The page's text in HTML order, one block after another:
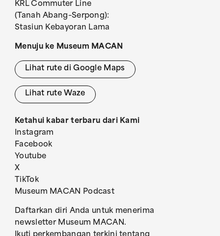
KRL Commuter Line
(Tanah Abang–Serpong):
Stasiun Kebayoran Lama
Menuju ke Museum MACAN
Lihat rute di Google Maps
Lihat rute Waze
Ketahui kabar terbaru dari Kami
Instagram
Facebook
Youtube
X
TikTok
Museum MACAN Podcast
Daftarkan diri Anda untuk menerima
newsletter Museum MACAN.